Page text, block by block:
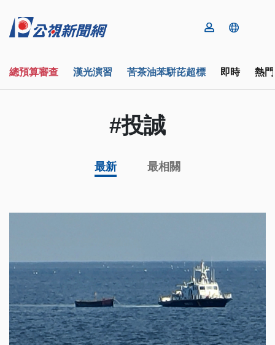
總預算審查 漢光演習 苦茶油苯駢芘超標 即時 熱
#投誠
最新 最相關